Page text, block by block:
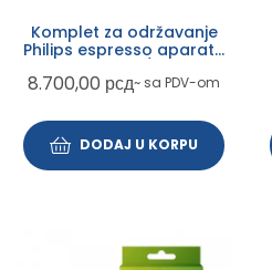
Komplet za održavanje
Philips espresso aparata
8.700,00 рсд~ sa PDV-om
DODAJ U KORPU